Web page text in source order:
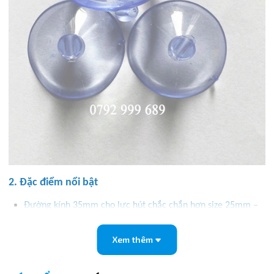
2. Đặc điểm nổi bật
Đường kính 35mm cho lực hút chắc chắn hơn size 25mm –
Sử dụng nhựa trong suốt, dẻo dai, chịu lực tốt, không bị giòn
Xem thêm